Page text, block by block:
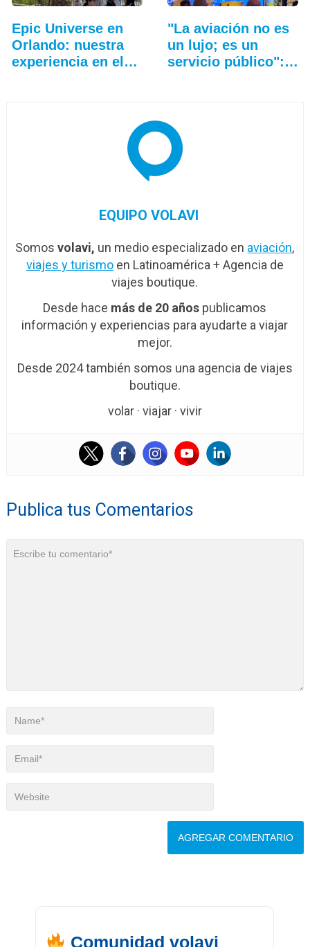
Epic Universe en
Orlando: nuestra
experiencia en el…
"La aviación no es
un lujo; es un
servicio público":…
EQUIPO VOLAVI
Somosvolavi, un medio especializado en aviación,
viajes y turismoen Latinoamérica + Agencia de
viajes boutique.
Desde hace más de 20 años publicamos
información y experiencias para ayudarte a viajar
mejor.
Desde 2024 también somos una agencia de viajes
boutique.
volar · viajar · vivir
Publica tus Comentarios
Comunidad volavi